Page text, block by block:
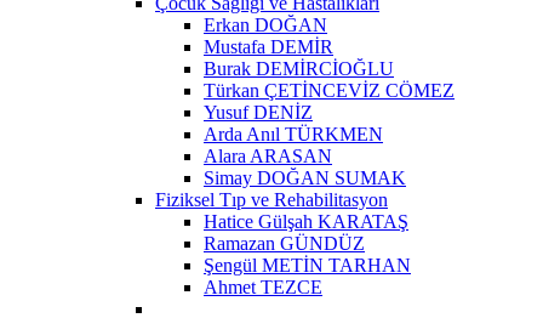
Erkan DOĞAN
Mustafa DEMİR
Burak DEMİRCİOĞLU
Türkan ÇETİNCEVİZ CÖMEZ
Yusuf DENİZ
Arda Anıl TÜRKMEN
Alara ARASAN
Simay DOĞAN SUMAK
Fiziksel Tıp ve Rehabilitasyon
Hatice Gülşah KARATAŞ
Ramazan GÜNDÜZ
Şengül METİN TARHAN
Ahmet TEZCE